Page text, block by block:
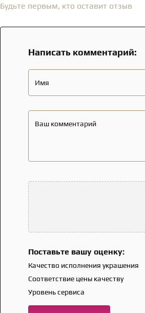
Будьте первым, кто оставит отзыв
Написать комментарий:
Имя
Ваш комментарий
Поставьте вашу оценку:
Качество исполнения украшения
Соответствие цены качеству
Уровень сервиса